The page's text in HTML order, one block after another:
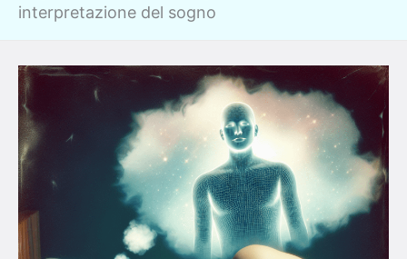
interpretazione del sogno